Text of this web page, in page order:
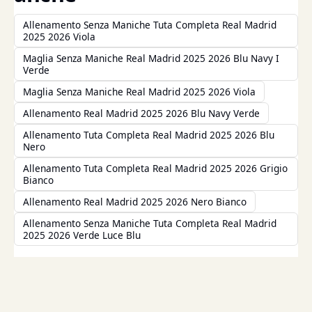
Allenamento Senza Maniche Tuta Completa Real Madrid
2025 2026 Viola
Maglia Senza Maniche Real Madrid 2025 2026 Blu Navy I
Verde
Maglia Senza Maniche Real Madrid 2025 2026 Viola
Allenamento Real Madrid 2025 2026 Blu Navy Verde
Allenamento Tuta Completa Real Madrid 2025 2026 Blu
Nero
Allenamento Tuta Completa Real Madrid 2025 2026 Grigio
Bianco
Allenamento Real Madrid 2025 2026 Nero Bianco
Allenamento Senza Maniche Tuta Completa Real Madrid
2025 2026 Verde Luce Blu